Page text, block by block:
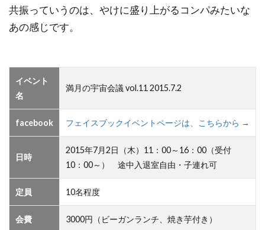
共振っていうのは、やけに盛り上がるコンパみたいな
あの感じです。
イベント
名
満月の宇宙会議 vol.11 2015.7.2
facebook フェイスブックイベントページは、こちらから →
日時
2015年7月2日（木）11：00～16：00（受付
10：00～） 途中入退室自由・子連れ可
定員 10名程度
会費 3000円（ビーガンランチ、焼き芋付き）